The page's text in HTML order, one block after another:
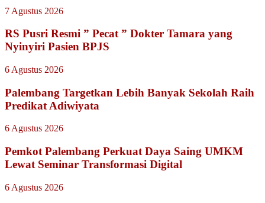
7 Agustus 2026
RS Pusri Resmi ” Pecat ” Dokter Tamara yang
Nyinyiri Pasien BPJS
6 Agustus 2026
Palembang Targetkan Lebih Banyak Sekolah Raih
Predikat Adiwiyata
6 Agustus 2026
Pemkot Palembang Perkuat Daya Saing UMKM
Lewat Seminar Transformasi Digital
6 Agustus 2026